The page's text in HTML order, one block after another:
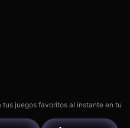
juegos favoritos al instante en tu